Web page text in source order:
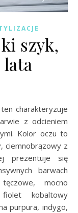
szyk,
z odcieniem
Kolor oczu to
ciemnobrązowy z
prezentuje się
barwach
mocno
kobaltowy
purpura, indygo,